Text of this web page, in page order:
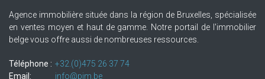
Agence immobilière située dans la région de Bruxelles, spécialisée
en ventes moyen et haut de gamme. Notre portail de l'immobilier
belge vous offre aussi de nombreuses ressources.
Téléphone : +32.(0)475 26 37 74
Email:
info@pim.be